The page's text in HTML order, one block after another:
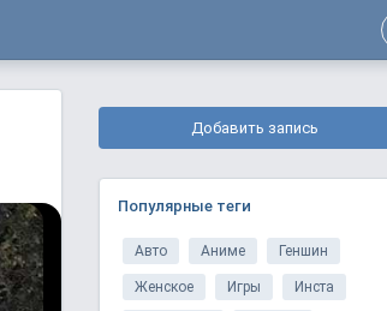
Добавить запись
Популярные теги
Авто Аниме Геншин
Женское Игры Инста